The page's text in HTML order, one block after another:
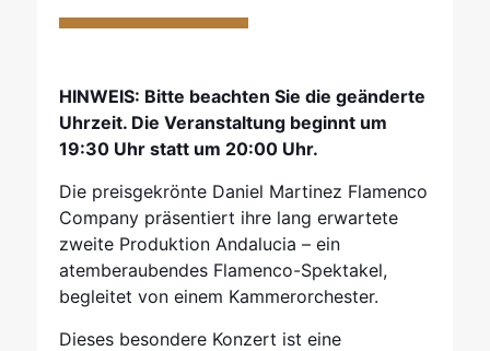
HINWEIS: Bitte beachten Sie die geänderte
Uhrzeit. Die Veranstaltung beginnt um
19:30 Uhr statt um 20:00 Uhr.
Die preisgekrönte Daniel Martinez Flamenco
Company präsentiert ihre lang erwartete
zweite Produktion Andalucia – ein
atemberaubendes Flamenco-Spektakel,
begleitet von einem Kammerorchester.
Dieses besondere Konzert ist eine